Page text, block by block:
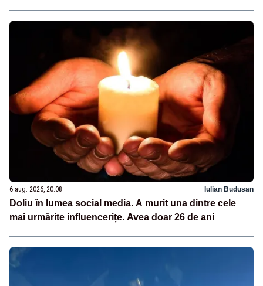
6 aug. 2026, 20:08 Iulian Budusan
Doliu în lumea social media. A murit una dintre cele
mai urmărite influencerițe. Avea doar 26 de ani